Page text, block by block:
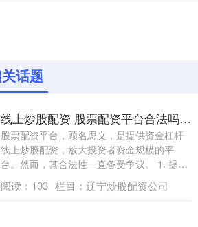
话题
线上炒股配资 股票配资平台合法吗？了解真相，避免风险
股票配资平台，顾名思义，是提供资金杠杆
线上炒股配资，放大投资者资金规模的平
台。然而，其合法性一直备受争议。 1. 提高
投....
阅读： 103 栏目： 辽宁炒股配资公司